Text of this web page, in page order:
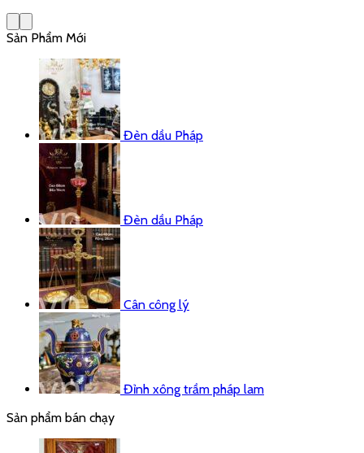
Sản Phẩm Mới
Đèn dầu Pháp
Đèn dầu Pháp
Cân công lý
Đỉnh xông trầm pháp lam
Sản phẩm bán chạy